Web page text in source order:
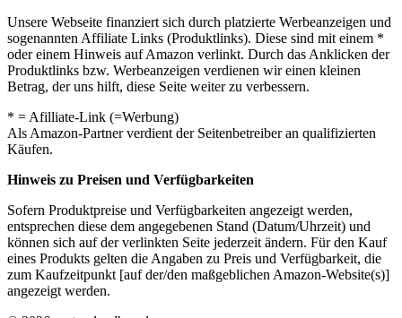
Unsere Webseite finanziert sich durch platzierte Werbeanzeigen und
sogenannten Affiliate Links (Produktlinks). Diese sind mit einem *
oder einem Hinweis auf Amazon verlinkt. Durch das Anklicken der
Produktlinks bzw. Werbeanzeigen verdienen wir einen kleinen
Betrag, der uns hilft, diese Seite weiter zu verbessern.
* = Afilliate-Link (=Werbung)
Als Amazon-Partner verdient der Seitenbetreiber an qualifizierten
Käufen.
Hinweis zu Preisen und Verfügbarkeiten
Sofern Produktpreise und Verfügbarkeiten angezeigt werden,
entsprechen diese dem angegebenen Stand (Datum/Uhrzeit) und
können sich auf der verlinkten Seite jederzeit ändern. Für den Kauf
eines Produkts gelten die Angaben zu Preis und Verfügbarkeit, die
zum Kaufzeitpunkt [auf der/den maßgeblichen Amazon-Website(s)]
angezeigt werden.